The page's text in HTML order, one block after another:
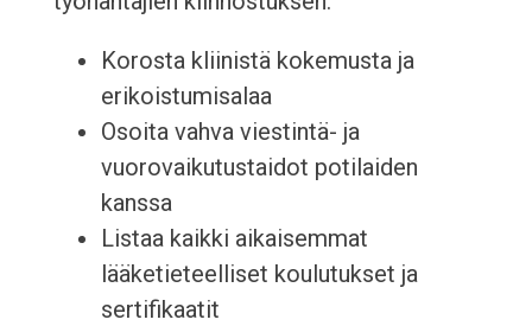
Korosta kliinistä kokemusta ja
erikoistumisalaa
Osoita vahva viestintä- ja
vuorovaikutustaidot potilaiden
kanssa
Listaa kaikki aikaisemmat
lääketieteelliset koulutukset ja
sertifikaatit